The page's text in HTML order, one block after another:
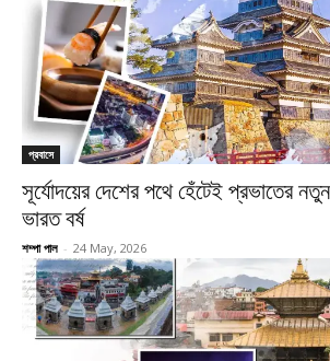
প্রবাসে
সূর্যোদয়ের দেশের পথে হেঁটেই প্রভাতের নতুন
ভারত বর্ষ
শম্পা পাল - 24 May, 2026